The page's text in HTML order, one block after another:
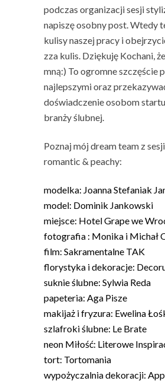
podczas organizacji sesji
napiszę osobny post. Wtedy
kulisy naszej pracy i
zza kulis. Dziękuję Kochani,
mną:) To ogromne szczęście
najlepszymi oraz
doświadczenie osobom
branży ślubnej.
Poznaj mój dream team z
romantic & peachy:
modelka: Joanna Stefaniak
model: Dominik Jankowski
miejsce: Hotel Grape we
fotografia : Monika i Michał
film: Sakramentalne TAK
florystyka i dekoracje:
suknie ślubne: Sylwia Reda
papeteria: Aga Pisze
makijaż i fryzura: Ewelina
szlafroki ślubne: Le Brate
neon Miłość: Literowe
tort: Tortomania
wypożyczalnia dekoracji: App